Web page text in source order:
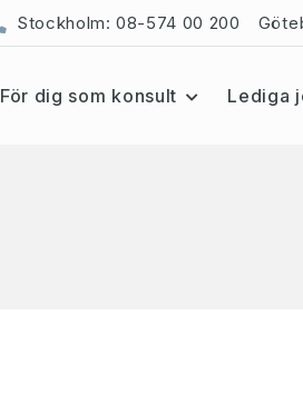
Stockholm: 08-574 00 200
För dig som konsult Lediga